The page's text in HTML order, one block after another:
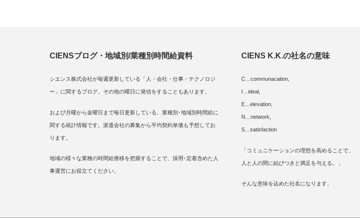
CIENSブログ・地域別/業種別時間給資料
シエンス株式会社が毎週更新している「人・会社・仕事・テクノロジ
ー」に関するブログ。その他の曜日に発信をすることもあります。
および月曜から金曜日まで毎日更新している、業種別･地域別時間給に
関する統計情報です。派遣会社の募集から平均契約単価も予想してお
ります。
地域の様々な業種の時間給推移を把握することで、採用･定着含めた人
事運営にお役立てください。
CIENS K.K.の社名の意味
C…communacation,
I…ideal,
E…elevation,
N…network,
S…satisfaction
「コミュニケーションの理想を高めることで、
人と人の間に結びつきと満足を与える。」
そんな意味を込めた社名になります。